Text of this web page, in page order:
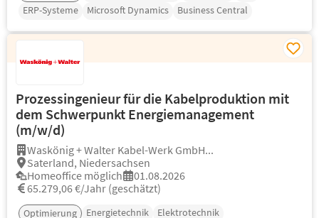
ERP-Systeme
Microsoft Dynamics Business Central
Prozessingenieur für die Kabelproduktion mit
dem Schwerpunkt Energiemanagement
(m/w/d)
Waskönig + Walter Kabel-Werk GmbH...
Saterland, Niedersachsen
Homeoffice möglich
01.08.2026
65.279,06 €/Jahr (geschätzt)
Optimierung Energietechnik
Elektrotechnik